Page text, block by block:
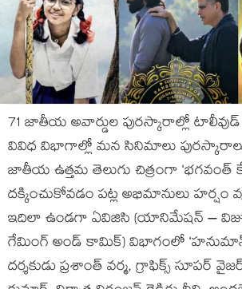
71 జాతీయ అవార్డుల పురస్కారాల్లో
వివిధ విభాగాల్లో మన సినిమాలు
జాతీయ ఉత్తమ తెలుగు చిత్రంగా ‘భగవంత్
దక్కించుకోవడం పట్ల అభిమానులు హర్షం
ఇదిలా ఉండగా ఏవిజిసి (యానిమేషన్ –
గేమింగ్ అండ్ కామిక్) విభాగంలో
దర్శకుడు ప్రశాంత్ వర్మ, గ్రాఫిక్స్ సూపర్